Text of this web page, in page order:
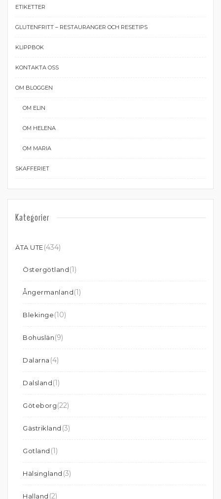
ETIKETTER
GLUTENFRITT – RESTAURANGER OCH RESETIPS
KLIPPBOK
KONTAKTA OSS
OM BLOGGEN
OM ELIN
OM HELENA
OM MARIA
SKAFFERIET
Kategorier
ÄTA UTE(434)
Östergötland(1)
Ångermanland(1)
Blekinge(10)
Bohuslän(9)
Dalarna (4)
Dalsland(1)
Göteborg(22)
Gästrikland (3)
Gotland (1)
Hälsingland (3)
Halland (2)